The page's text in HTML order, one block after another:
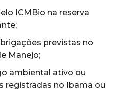
ICMBio na reserva
previstas no
Manejo;
ambiental ativo ou
registradas no Ibama ou